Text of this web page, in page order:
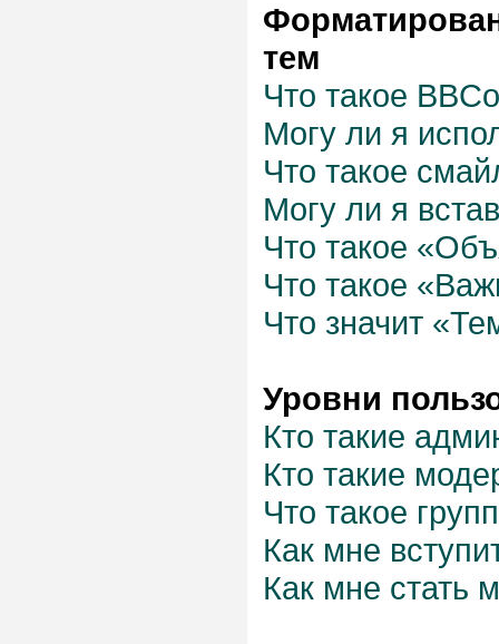
тем
Что такое
Могу ли я
Что такое
Могу ли я
Что такое
Что такое
Что значит
Уровни
Кто такие
Кто такие
Что такое
Как мне
Как мне стать